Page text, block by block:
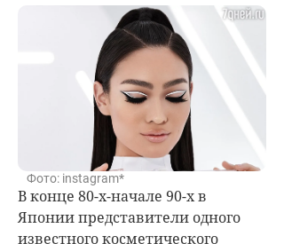
Фото: instagram*
В конце 80-х-начале 90-х в
Японии представители одного
известного косметического